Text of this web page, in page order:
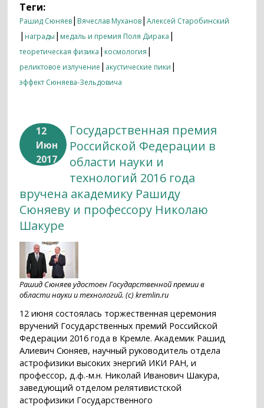
Теги:
Рашид Сюняев| Вячеслав Муханов|Алексей Старобинский
| награды | медаль и премия Поля Дирака |
теоретическая физика | космология |
реликтовое излучение | акустические пики |
эффект Сюняева-Зельдовича
12
Июн
2017
Государственная премия
Российской Федерации в
области науки и
технологий 2016 года
вручена академику Рашиду
Сюняеву и профессору Николаю
Шакуре
Рашид Сюняев удостоен Государственной премии в
области науки и технологий. (с) kremlin.ru
12 июня состоялась торжественная церемония
вручений Государственных премий Российской
Федерации 2016 года в Кремле. Академик Рашид
Алиевич Сюняев, научный руководитель отдела
астрофизики высоких энергий ИКИ РАН, и
профессор, д.ф.-м.н. Николай Иванович Шакура,
заведующий отделом релятивистской
астрофизики Государственного